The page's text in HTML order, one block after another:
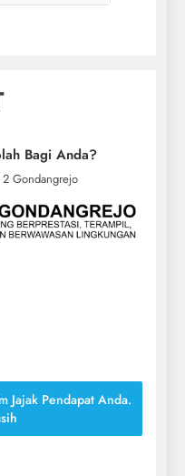
Bagi Anda?
Gondangrejo
Jajak Pendapat Anda.